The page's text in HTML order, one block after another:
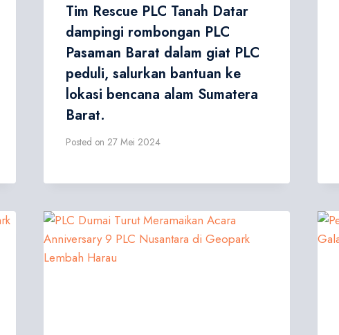
Tim Rescue PLC Tanah Datar
dampingi rombongan PLC
Pasaman Barat dalam giat PLC
peduli, salurkan bantuan ke
lokasi bencana alam Sumatera
Barat.
Posted on 27 Mei 2024